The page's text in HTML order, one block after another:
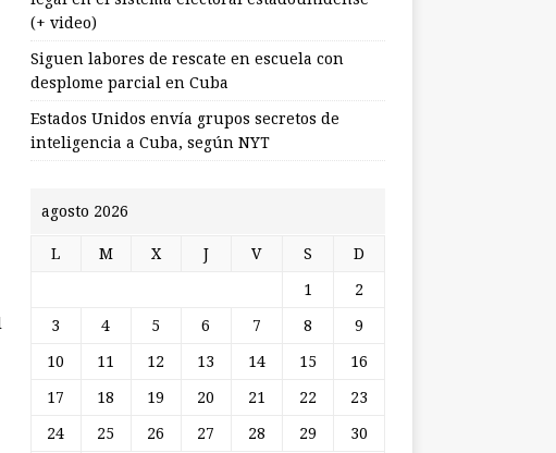
(+ video)
Siguen labores de rescate en escuela con
desplome parcial en Cuba
Estados Unidos envía grupos secretos de
inteligencia a Cuba, según NYT
agosto 2026
L M X J V S D
1 2
3 4 5 6 7 8 9
10 11 12 13 14 15 16
17 18 19 20 21 22 23
24 25 26 27 28 29 30